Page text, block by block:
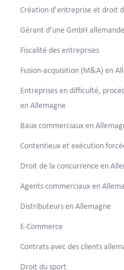
Création d’entreprise et droit
Gérant d’une GmbH allemande
Fiscalité des entreprises
Fusion-acquisition (M&A) en
Entreprises en difficulté,
en Allemagne
Baux commerciaux en
Contentieux et exécution
Droit de la concurrence en
Agents commerciaux en
Distributeurs en Allemagne
E-Commerce
Contrats avec des clients
Droit du sport